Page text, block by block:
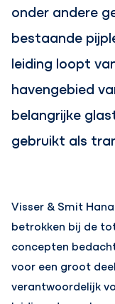
onder andere
bestaande
leiding loopt
havengebied
belangrijke
gebruikt als
Visser & Smit
betrokken bij de
concepten
voor een groot
verantwoordelijk